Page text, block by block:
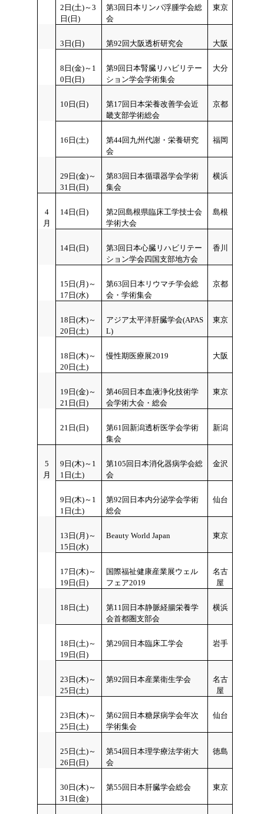
2日(土)～3
日(日)
第3回日本リンパ浮腫学会総
会
東京
3 日(日) 第92回大阪透析研究会 大阪
8日(金)～1
0 日(日)
第9回日本腎臓リハビリテー
ション学会学術集会
大分
10 日(日)
第17回日本栄養改善学会近
畿支部学術総会
京都
16日(土)
第44回九州代謝・栄養研究
会
福岡
29日(金)～
31 日(日)
第83回日本循環器学会学術
集会
横浜
4
月
14日(日)
第2回島根県臨床工学技士会
学術大会
島根
14日(日)
第3回日本心臓リハビリテー
ション学会四国支部地方会
香川
15 日(月)～
17日(水)
第63回日本リウマチ学会総
会・学術集会
京都
18 日(木)～
20日(土)
アジア太平洋肝臓学会(APAS
L)
東京
18 日(木)～
20日(土)
慢性期医療展2019 大阪
19 日(金)～
21日(日)
第46回日本血液浄化技術学
会学術大会・総会
東京
21日(日)
第61回新潟透析医学会学術
集会
新潟
5
月
9 日(木)～1
1日(土)
第105回日本消化器病学会総
会
金沢
9 日(木)～1
1日(土)
第92回日本内分泌学会学術
総会
仙台
13 日(月)～
15日(水)
Beauty World Japan 東京
17 日(木)～
19日(日)
国際福祉健康産業展ウェル
フェア2019
名古
屋
18 日(土)
第11回日本静脈経腸栄養学
会首都圏支部会
横浜
18 日(土)～
19日(日)
第29回日本臨床工学会 岩手
23 日(木)～
25日(土)
第92回日本産業衛生学会
名古
屋
23 日(木)～
25日(土)
第62回日本糖尿病学会年次
学術集会
仙台
25 日(土)～
26日(日)
第54回日本理学療法学術大
会
徳島
30 日(木)～
31日(金)
第55回日本肝臓学会総会 東京